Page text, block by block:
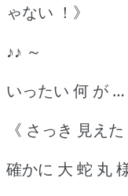
ゃない ！》
♪♪ ～
いったい 何 が …
《 さっき 見え
確かに 大 蛇 丸